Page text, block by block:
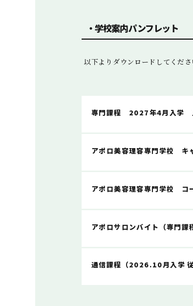
・学校案内パンフレット
以下よりダウンロードしてくださ
専門課程 2027年4月入学
アポロ美容理容専門学校 キ
アポロ美容理容専門学校 コ
アポロサロンバイト（専門課
通信課程（2026.10月入学